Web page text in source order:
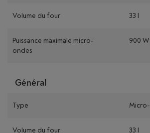
Volume du four 33 l
Puissance maximale micro-
ondes
900 W
Général
Type
Volume du four 33 l